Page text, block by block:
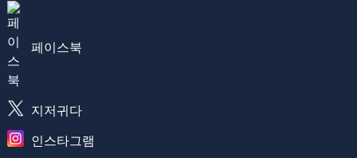
페이스북
지저귀다
인스타그램